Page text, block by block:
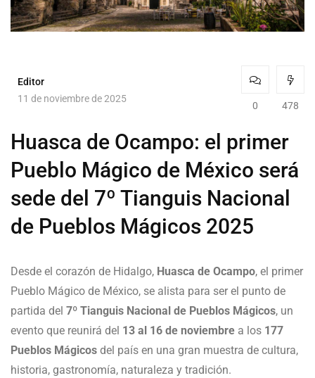
Editor
11 de noviembre de 2025
0 478
Huasca de Ocampo: el primer
Pueblo Mágico de México será
sede del 7º Tianguis Nacional
de Pueblos Mágicos 2025
Desde el corazón de Hidalgo, Huasca de Ocampo, el primer
Pueblo Mágico de México, se alista para ser el punto de
partida del 7º Tianguis Nacional de Pueblos Mágicos, un
evento que reunirá del 13 al 16 de noviembre a los 177
Pueblos Mágicos del país en una gran muestra de cultura,
historia, gastronomía, naturaleza y tradición.